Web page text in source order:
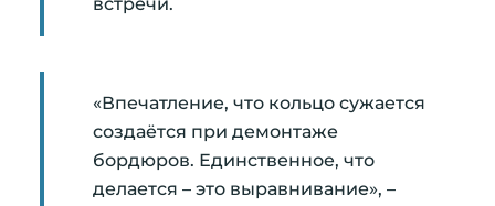
«Впечатление, что кольцо сужается
создаётся при демонтаже
бордюров. Единственное, что
делается – это выравнивание», –